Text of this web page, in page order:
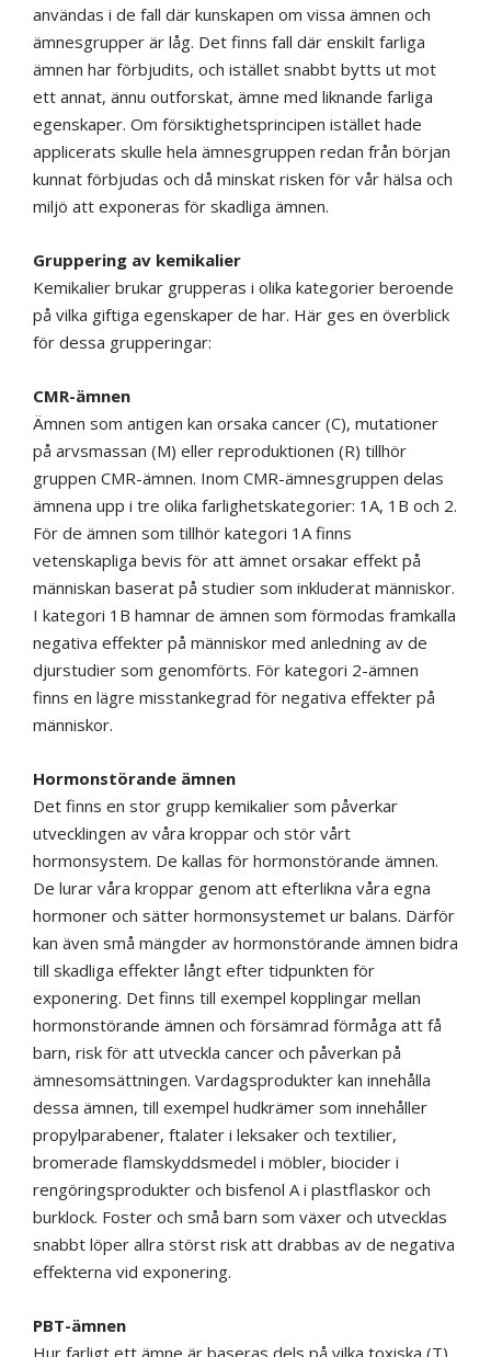
användas i de fall där kunskapen om vissa ämnen och
ämnesgrupper är låg. Det finns fall där enskilt farliga
ämnen har förbjudits, och istället snabbt bytts ut mot
ett annat, ännu outforskat, ämne med liknande farliga
egenskaper. Om försiktighetsprincipen istället hade
applicerats skulle hela ämnesgruppen redan från början
kunnat förbjudas och då minskat risken för vår hälsa och
miljö att exponeras för skadliga ämnen.
Gruppering av kemikalier
Kemikalier brukar grupperas i olika kategorier beroende
på vilka giftiga egenskaper de har. Här ges en överblick
för dessa grupperingar:
CMR-ämnen
Ämnen som antigen kan orsaka cancer (C), mutationer
på arvsmassan (M) eller reproduktionen (R) tillhör
gruppen CMR-ämnen. Inom CMR-ämnesgruppen delas
ämnena upp i tre olika farlighetskategorier: 1A, 1B och 2.
För de ämnen som tillhör kategori 1A finns
vetenskapliga bevis för att ämnet orsakar effekt på
människan baserat på studier som inkluderat människor.
I kategori 1B hamnar de ämnen som förmodas framkalla
negativa effekter på människor med anledning av de
djurstudier som genomförts. För kategori 2-ämnen
finns en lägre misstankegrad för negativa effekter på
människor.
Hormonstörande ämnen
Det finns en stor grupp kemikalier som påverkar
utvecklingen av våra kroppar och stör vårt
hormonsystem. De kallas för hormonstörande ämnen.
De lurar våra kroppar genom att efterlikna våra egna
hormoner och sätter hormonsystemet ur balans. Därför
kan även små mängder av hormonstörande ämnen bidra
till skadliga effekter långt efter tidpunkten för
exponering. Det finns till exempel kopplingar mellan
hormonstörande ämnen och försämrad förmåga att få
barn, risk för att utveckla cancer och påverkan på
ämnesomsättningen. Vardagsprodukter kan innehålla
dessa ämnen, till exempel hudkrämer som innehåller
propylparabener, ftalater i leksaker och textilier,
bromerade flamskyddsmedel i möbler, biocider i
rengöringsprodukter och bisfenol A i plastflaskor och
burklock. Foster och små barn som växer och utvecklas
snabbt löper allra störst risk att drabbas av de negativa
effekterna vid exponering.
PBT-ämnen